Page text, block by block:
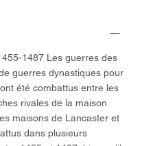
1487 Les guerres des
guerres dynastiques pour
été combattus entre les
rivales de la maison
maisons de Lancaster et
dans plusieurs